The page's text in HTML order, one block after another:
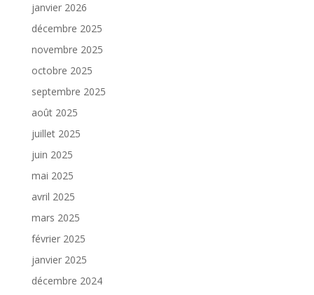
janvier 2026
décembre 2025
novembre 2025
octobre 2025
septembre 2025
août 2025
juillet 2025
juin 2025
mai 2025
avril 2025
mars 2025
février 2025
janvier 2025
décembre 2024